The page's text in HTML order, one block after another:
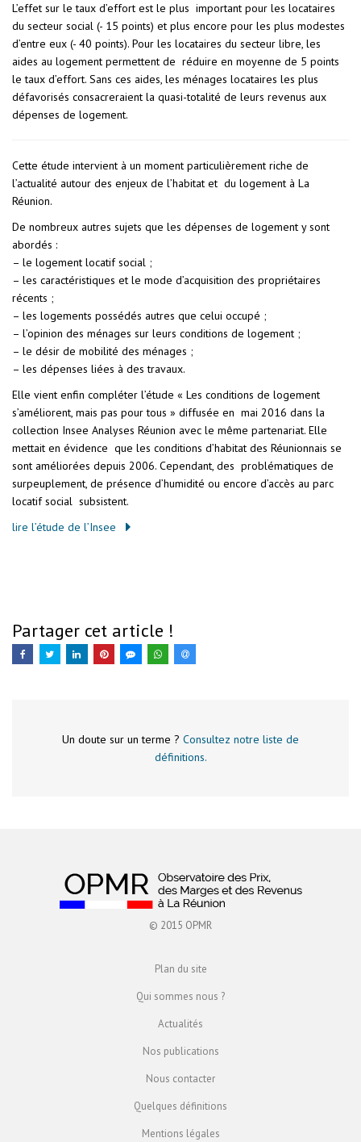
L’effet sur le taux d’effort est le plus important pour les locataires
du secteur social (- 15 points) et plus encore pour les plus modestes
d’entre eux (- 40 points). Pour les locataires du secteur libre, les
aides au logement permettent de réduire en moyenne de 5 points
le taux d’effort. Sans ces aides, les ménages locataires les plus
défavorisés consacreraient la quasi-totalité de leurs revenus aux
dépenses de logement.
Cette étude intervient à un moment particulièrement riche de
l’actualité autour des enjeux de l’habitat et du logement à La
Réunion.
De nombreux autres sujets que les dépenses de logement y sont
abordés :
– le logement locatif social ;
– les caractéristiques et le mode d’acquisition des propriétaires
récents ;
– les logements possédés autres que celui occupé ;
– l’opinion des ménages sur leurs conditions de logement ;
– le désir de mobilité des ménages ;
– les dépenses liées à des travaux.
Elle vient enfin compléter l’étude « Les conditions de logement
s’améliorent, mais pas pour tous » diffusée en mai 2016 dans la
collection Insee Analyses Réunion avec le même partenariat. Elle
mettait en évidence que les conditions d’habitat des Réunionnais se
sont améliorées depuis 2006. Cependant, des problématiques de
surpeuplement, de présence d’humidité ou encore d’accès au parc
locatif social subsistent.
lire l’étude de l’Insee
Partager cet article !
Un doute sur un terme ? Consultez notre liste de
définitions.
© 2015 OPMR
Plan du site
Qui sommes nous ?
Actualités
Nos publications
Nous contacter
Quelques définitions
Mentions légales